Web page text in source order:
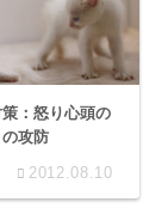
：怒り心頭の
攻防
2012.08.10